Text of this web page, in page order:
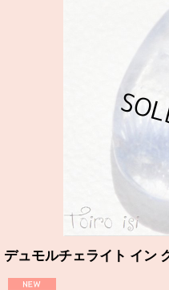
デュモルチェライト イン